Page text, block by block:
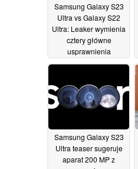
Samsung Galaxy S23
Ultra vs Galaxy S22
Ultra: Leaker wymienia
cztery główne
usprawnienia
pomiędzy generacjami
Samsung Galaxy S23
Ultra teaser sugeruje
aparat 200 MP z